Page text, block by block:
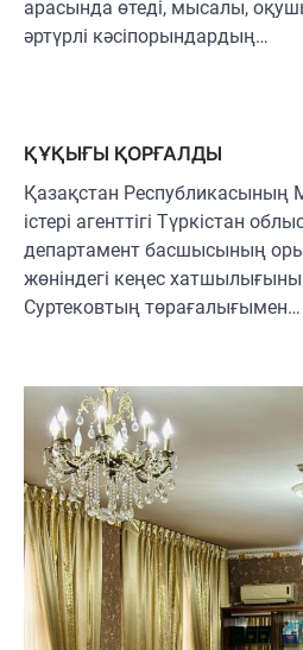
арасында өтеді, мысалы,
әртүрлі кәсіпорындардың…
ҚҰҚЫҒЫ ҚОРҒАЛДЫ
Қазақстан Республикасының
істері агенттігі Түркістан
департамент басшысының
жөніндегі кеңес
Суртековтың төрағалығымен…